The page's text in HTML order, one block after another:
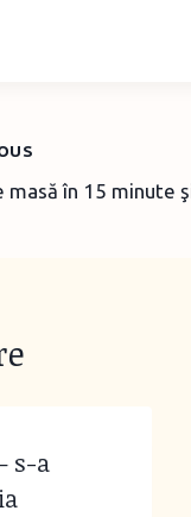
masă în 15 minute
s-a